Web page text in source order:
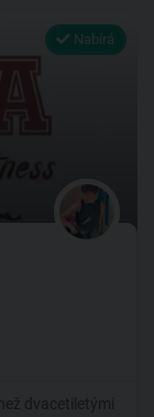
Nabírá
dvacetiletými